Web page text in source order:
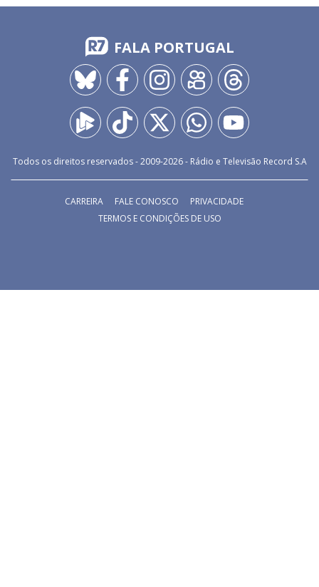
FALA PORTUGAL
Todos os direitos reservados - 2009-2026- Rádio e Televisão Record S.A
CARREIRA FALE CONOSCO
PRIVACIDADE
TERMOS E CONDIÇÕES DE USO